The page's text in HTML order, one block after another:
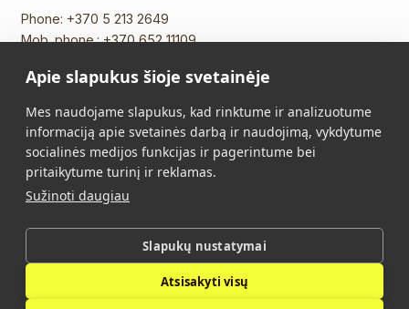
Phone: +370 5 213 2649
Mob. phone.:+370 652 11109
About Us Contacts
Purchase Terms and
Conditions
Vidalis © 2026. All rights reserved.
Apie slapukus šioje svetainėje
Mes naudojame slapukus, kad rinktume ir analizuotume
informaciją apie svetainės darbą ir naudojimą, vykdytume
socialinės medijos funkcijas ir pagerintume bei
pritaikytume turinį ir reklamas.
Sužinoti daugiau
Slapukų nustatymai
Atsisakyti visų